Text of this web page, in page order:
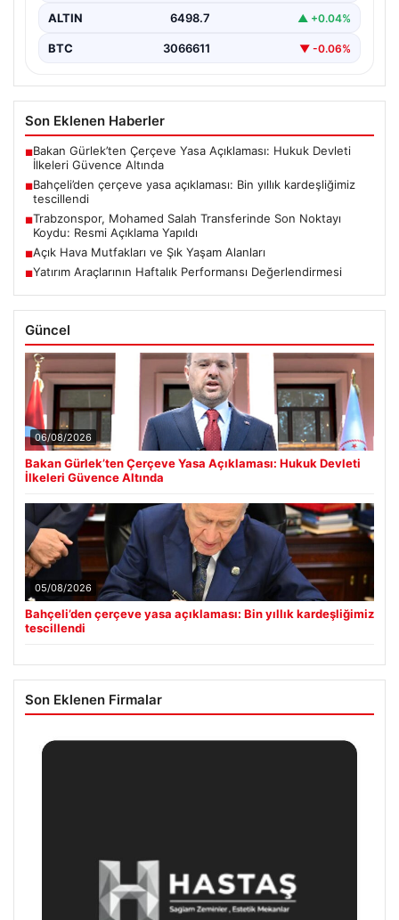
ALTIN 6498.7 ▲ +0.04%
BTC 3066611 ▼ -0.06%
Son Eklenen Haberler
■Bakan Gürlek’ten Çerçeve Yasa Açıklaması: Hukuk Devleti
İlkeleri Güvence Altında
■Bahçeli’den çerçeve yasa açıklaması: Bin yıllık kardeşliğimiz
tescillendi
■Trabzonspor, Mohamed Salah Transferinde Son Noktayı
Koydu: Resmi Açıklama Yapıldı
■Açık Hava Mutfakları ve Şık Yaşam Alanları
■Yatırım Araçlarının Haftalık Performansı Değerlendirmesi
Güncel
06/08/2026
Bakan Gürlek’ten Çerçeve Yasa Açıklaması: Hukuk Devleti
İlkeleri Güvence Altında
05/08/2026
Bahçeli’den çerçeve yasa açıklaması: Bin yıllık kardeşliğimiz
tescillendi
Son Eklenen Firmalar